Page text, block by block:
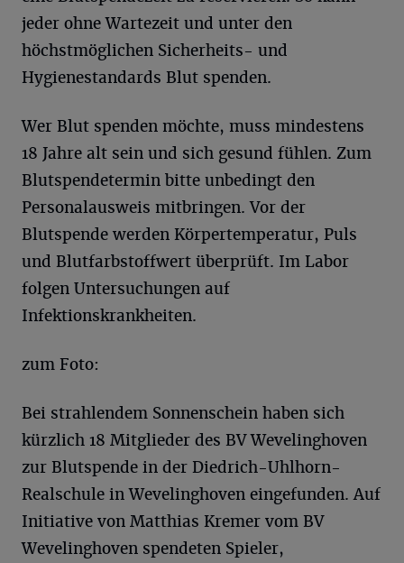
jeder ohne Wartezeit und unter den
höchstmöglichen Sicherheits- und
Hygienestandards Blut spenden.
Wer Blut spenden möchte, muss mindestens
18 Jahre alt sein und sich gesund fühlen. Zum
Blutspendetermin bitte unbedingt den
Personalausweis mitbringen. Vor der
Blutspende werden Körpertemperatur, Puls
und Blutfarbstoffwert überprüft. Im Labor
folgen Untersuchungen auf
Infektionskrankheiten.
zum Foto:
Bei strahlendem Sonnenschein haben sich
kürzlich 18 Mitglieder des BV Wevelinghoven
zur Blutspende in der Diedrich-Uhlhorn-
Realschule in Wevelinghoven eingefunden. Auf
Initiative von Matthias Kremer vom BV
Wevelinghoven spendeten Spieler,